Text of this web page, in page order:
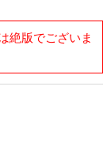
絶版でございま